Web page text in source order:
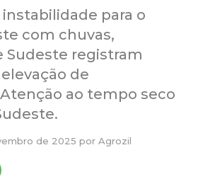
para o
com chuvas,
Sudeste registram
de
ao tempo seco
de 2025 por Agrozil